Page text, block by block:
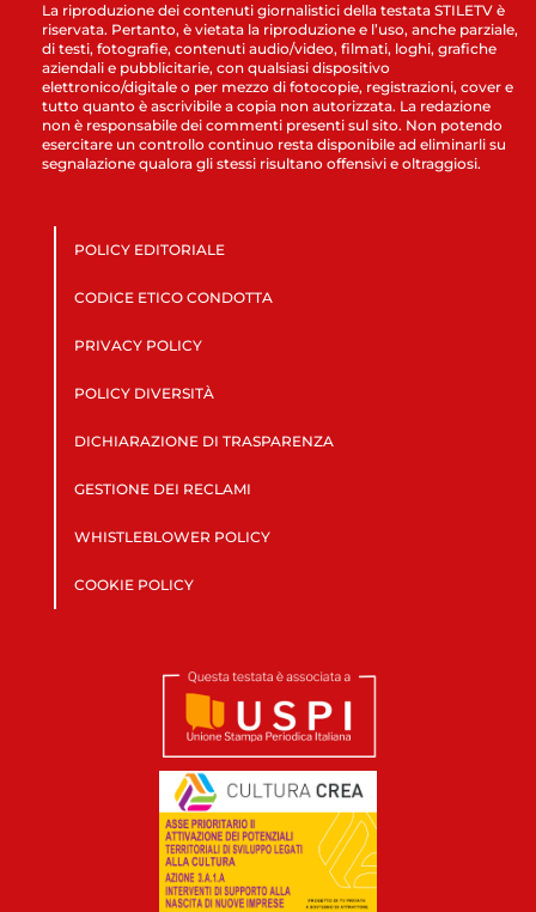
La riproduzione dei contenuti giornalistici della testata STILETV è
riservata. Pertanto, è vietata la riproduzione e l’uso, anche parziale,
di testi, fotografie, contenuti audio/video, filmati, loghi, grafiche
aziendali e pubblicitarie, con qualsiasi dispositivo
elettronico/digitale o per mezzo di fotocopie, registrazioni, cover e
tutto quanto è ascrivibile a copia non autorizzata. La redazione
non è responsabile dei commenti presenti sul sito. Non potendo
esercitare un controllo continuo resta disponibile ad eliminarli su
segnalazione qualora gli stessi risultano offensivi e oltraggiosi.
POLICY EDITORIALE
CODICE ETICO CONDOTTA
PRIVACY POLICY
POLICY DIVERSITÀ
DICHIARAZIONE DI TRASPARENZA
GESTIONE DEI RECLAMI
WHISTLEBLOWER POLICY
COOKIE POLICY